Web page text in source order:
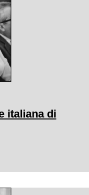
italiana di